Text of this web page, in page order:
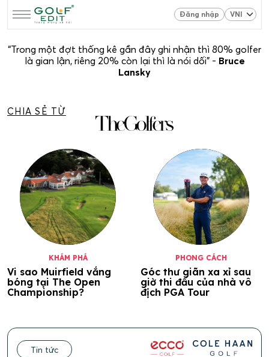
Đăng nhập
“Trong một đợt thống kê gần đây ghi nhận thì 80% golfer
là gian lận, riêng 20% còn lại thì là nói dối” - Bruce
Lansky
CHIA SẺ TỪ
KHÁM PHÁ
Vi sao Muirfield vắng
bóng tại The Open
Championship?
PHONG CÁCH
Góc thư giãn xa xỉ sau
giờ thi đấu của nhà vô
địch PGA Tour
Tin tức